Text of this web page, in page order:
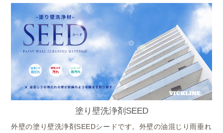
塗り壁洗浄剤SEED
外壁の塗り壁洗浄剤SEEDシードです。外壁の油混じり雨垂れ